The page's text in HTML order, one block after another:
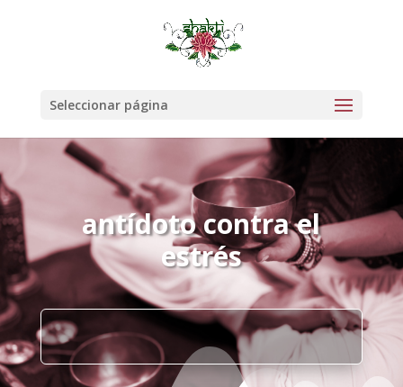
Seleccionar página
antídoto contra el
estrés